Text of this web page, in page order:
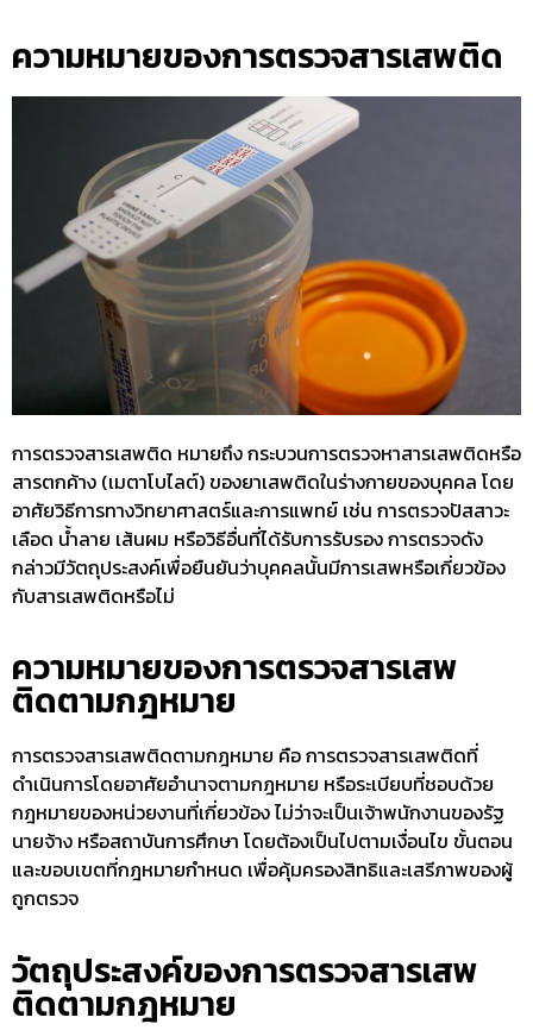
ความหมายของการตรวจสารเสพติด
การตรวจสารเสพติด หมายถึง กระบวนการตรวจหาสารเสพติดหรือ
สารตกค้าง (เมตาโบไลต์) ของยาเสพติดในร่างกายของบุคคล โดย
อาศัยวิธีการทางวิทยาศาสตร์และการแพทย์ เช่น การตรวจปัสสาวะ
เลือด น้ำลาย เส้นผม หรือวิธีอื่นที่ได้รับการรับรอง การตรวจดัง
กล่าวมีวัตถุประสงค์เพื่อยืนยันว่าบุคคลนั้นมีการเสพหรือเกี่ยวข้อง
กับสารเสพติดหรือไม่
ความหมายของการตรวจสารเสพ
ติดตามกฎหมาย
การตรวจสารเสพติดตามกฎหมาย คือ การตรวจสารเสพติดที่
ดำเนินการโดยอาศัยอำนาจตามกฎหมาย หรือระเบียบที่ชอบด้วย
กฎหมายของหน่วยงานที่เกี่ยวข้อง ไม่ว่าจะเป็นเจ้าพนักงานของรัฐ
นายจ้าง หรือสถาบันการศึกษา โดยต้องเป็นไปตามเงื่อนไข ขั้นตอน
และขอบเขตที่กฎหมายกำหนด เพื่อคุ้มครองสิทธิและเสรีภาพของผู้
ถูกตรวจ
วัตถุประสงค์ของการตรวจสารเสพ
ติดตามกฎหมาย